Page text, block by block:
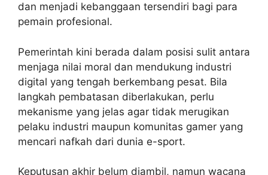
dan menjadi kebanggaan tersendiri bagi para
pemain profesional.
Pemerintah kini berada dalam posisi sulit antara
menjaga nilai moral dan mendukung industri
digital yang tengah berkembang pesat. Bila
langkah pembatasan diberlakukan, perlu
mekanisme yang jelas agar tidak merugikan
pelaku industri maupun komunitas gamer yang
mencari nafkah dari dunia e-sport.
Keputusan akhir belum diambil, namun wacana